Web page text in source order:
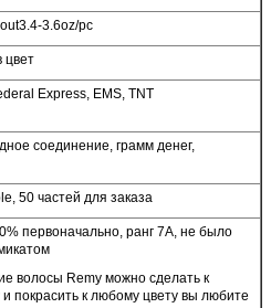
3.6oz/pc
цвет
Express, EMS, TNT
соединение, грамм денег,
50 частей для заказа
первоначально, ранг 7A, не было
волосы Remy можно сделать к
покрасить к любому цвету вы любите